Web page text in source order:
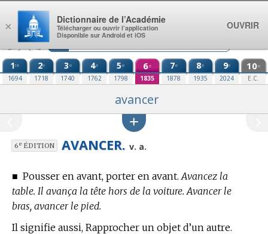
Aller au contenu
1re
1694
2e
1718
3e
1740
4e
1762
5e
1798
6e
1835
7e
1878
8e
1935
9e
2024
10e
E.C.
avancer
6eÉDITION AVANCER. v. a.
■ Pousser en avant, porter en avant. Avancez la
table. Il avança la tête hors de la voiture. Avancer le
bras, avancer le pied.
Il signifie aussi, Rapprocher un objet d’un autre.
×
Dictionnaire de l’Académie
Télécharger ou ouvrir l’application
Disponible sur Android et iOS
OUVRIR